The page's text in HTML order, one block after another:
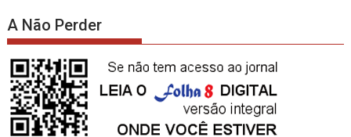
A Não Perder